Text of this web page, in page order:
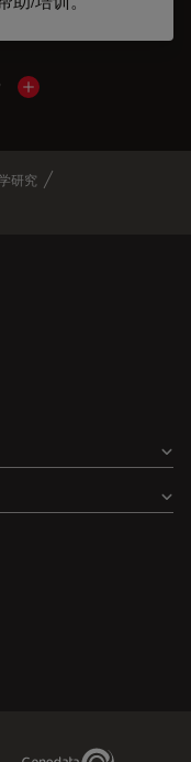
Show local contacts
研究
Genedata Link